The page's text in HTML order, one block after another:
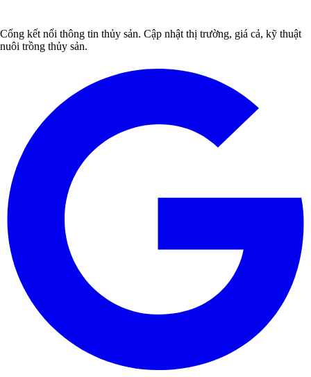
Cổng kết nối thông tin thủy sản. Cập nhật thị trường, giá cả, kỹ thuật
nuôi trồng thủy sản.